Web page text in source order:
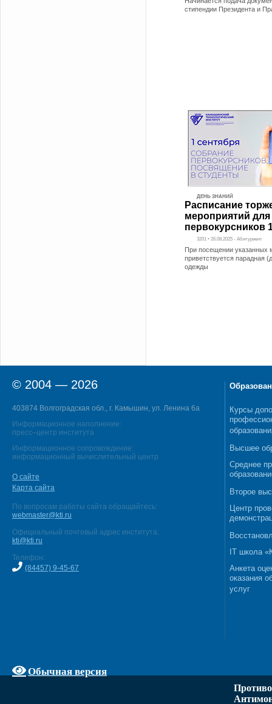
стипендии Президента и
ДЕНЬ ЗНАНИЙ
Расписание
мероприятий для
первокурсников
3201 • 26.08.2025 - Абитуриент
При посещении указанных
приветствуется парадная
одежды
© 2004 — 2026
403874 Волгоградская обл., г. Камышин, ул. Ленина 6а
Информационное наполнение:
пресс–центр института
Информационное сопровождение:
информационный вычислительный центр
О сайте
Карта сайта
По вопросам работы сайта обращайтесь:
webmaster@kti.ru
Официальный почтовый адрес института:
kti@kti.ru
Телефон:
(84457) 9-45-67
Обычная версия
Курсы
Высшее
Среднее
Второе
Центр
IT школа
Анкета
оказания
услуг